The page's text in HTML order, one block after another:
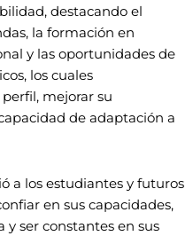
destacando el
la formación en
y las oportunidades de
los cuales
mejorar su
de adaptación a
a los estudiantes y futuros
en sus capacidades,
ser constantes en sus